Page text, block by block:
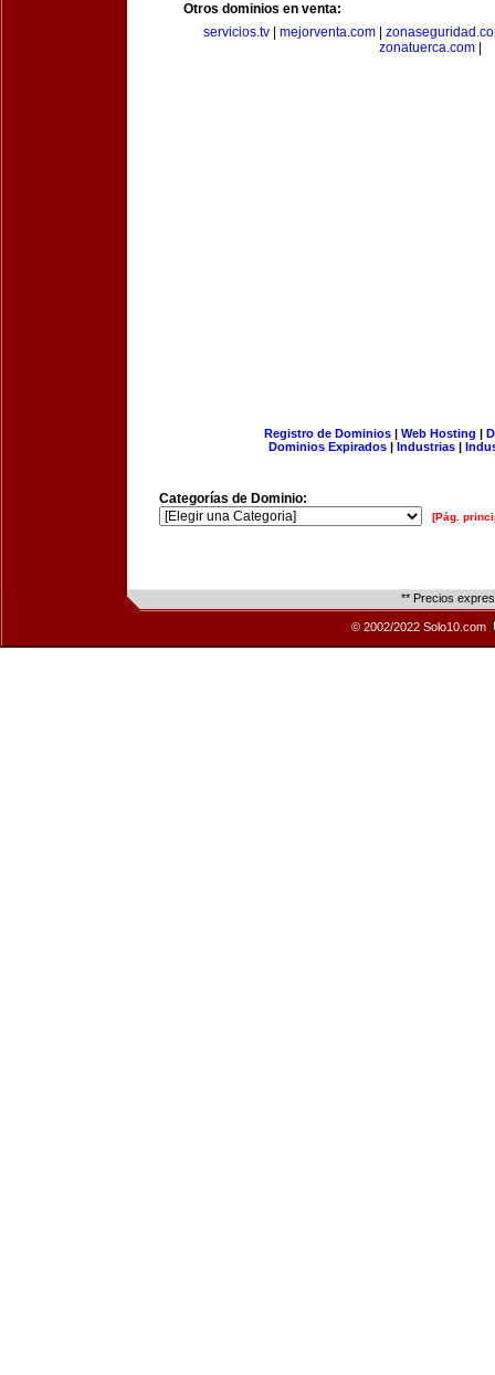
Otros dominios en venta:
servicios.tv| mejorventa.com|
zonatuerca.com|
Registro de Dominios| Web Hosting |
Dominios Expirados | Industrias |
Categorías de Dominio:
[Pág.
** Precios
© 2002/2022 Solo10.com